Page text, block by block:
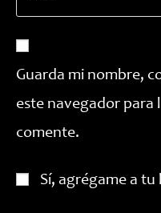
para
para
comentar
(opcional)
Guarda mi nombre,
este navegador para
comente.
Sí, agrégame a